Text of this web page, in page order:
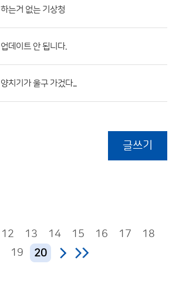
하는거 없는 기상청
업데이트 안 됩니다.
양치기가 울구 가겄다...
글쓰기
12 13 14 15 16 17
18
19
20